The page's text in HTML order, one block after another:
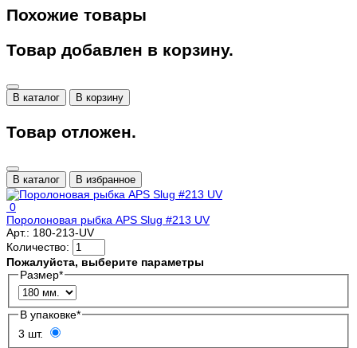
Похожие товары
Товар добавлен в корзину.
В каталог В корзину
Товар отложен.
В каталог В избранное
0
Поролоновая рыбка APS Slug #213 UV
Арт.: 180-213-UV
Количество:
Пожалуйста, выберите параметры
Размер*
В упаковке*
3 шт.